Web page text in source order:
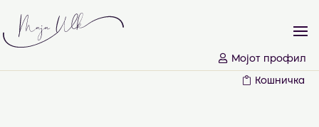
Мојот профил
Кошничка